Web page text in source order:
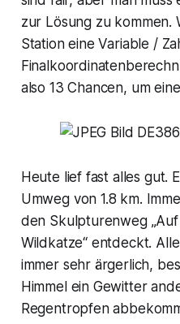
zur Lösung zu kommen.
Station eine Variable /
also 13 Chancen, um
Heute lief fast alles gut.
Umweg von 1.8 km.
den Skulpturenweg
Wildkatze“ entdeckt.
immer sehr ärgerlich,
Himmel ein Gewitter
Regentropfen